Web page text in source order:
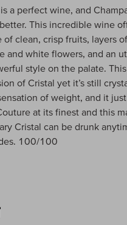
a perfect wine, and
This incredible wine
of clean, crisp fruits, layers
and white flowers, and an
style on the palate.
of Cristal yet it’s still
of weight, and it
at its finest and this
Cristal can be drunk
100/100